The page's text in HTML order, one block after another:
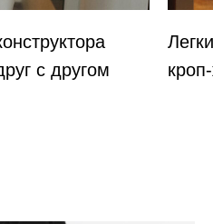
с другом